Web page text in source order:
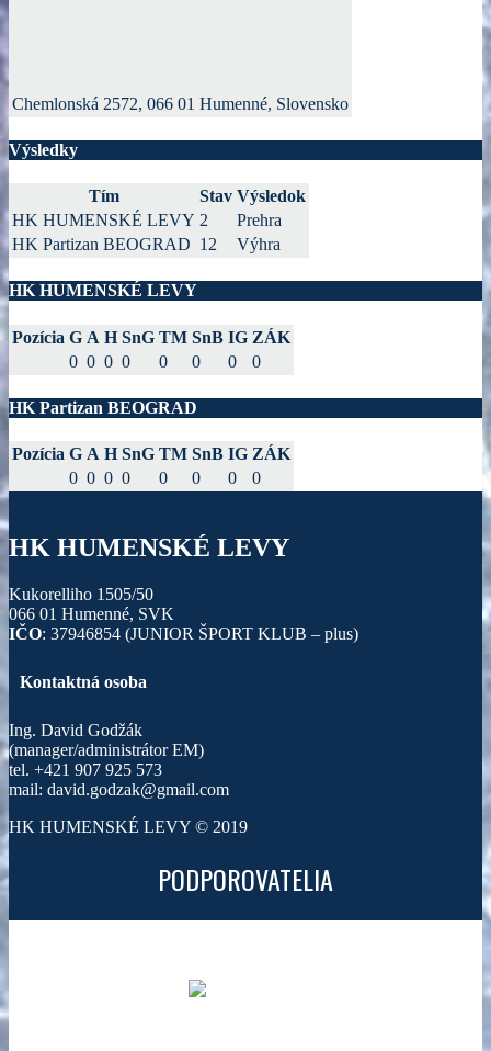
Chemlonská 2572, 066 01 Humenné, Slovensko
Výsledky
Tím Stav Výsledok
HK HUMENSKÉ LEVY 2
Prehra
HK Partizan BEOGRAD 12 Výhra
HK HUMENSKÉ LEVY
Pozícia G A H SnG TM SnB IG ZÁK
0 0 0 0 0 0 0 0
HK Partizan BEOGRAD
Pozícia G A H SnG TM SnB IG ZÁK
0 0 0 0 0 0 0 0
HK HUMENSKÉ LEVY
Kukorelliho 1505/50
066 01 Humenné, SVK
IČO: 37946854 (JUNIOR ŠPORT KLUB – plus)
Kontaktná osoba
Ing. David Godžák
(manager/administrátor EM)
tel. +421 907 925 573
mail: david.godzak@gmail.com
HK HUMENSKÉ LEVY © 2019
PODPOROVATELIA